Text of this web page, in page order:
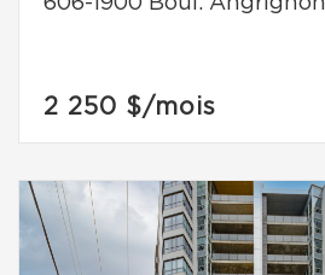
2 250 $/mois